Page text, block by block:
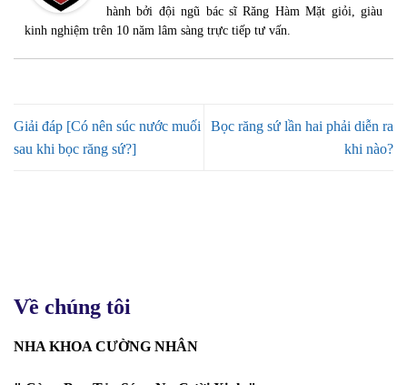
hành bởi đội ngũ bác sĩ Răng Hàm Mặt giỏi, giàu
kinh nghiệm trên 10 năm lâm sàng trực tiếp tư vấn.
Giải đáp [Có nên súc nước muối
sau khi bọc răng sứ?]
Bọc răng sứ lần hai phải diễn ra
khi nào?
Về chúng tôi
NHA KHOA CƯỜNG NHÂN